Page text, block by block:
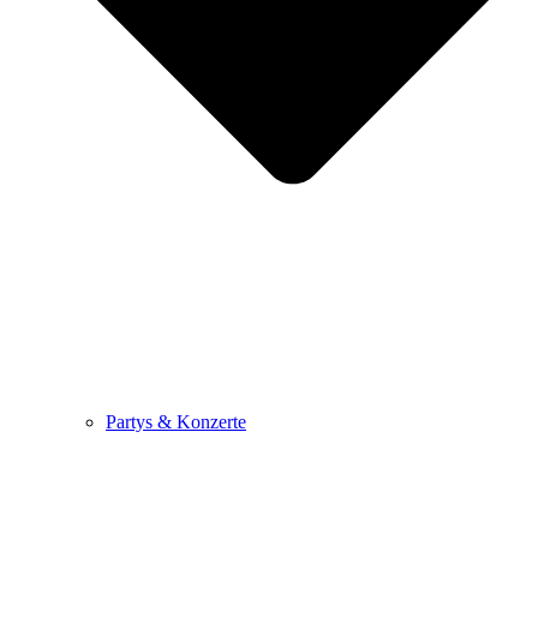
Partys & Konzerte